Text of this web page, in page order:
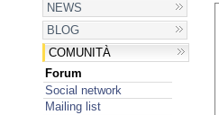
NEWS
BLOG
COMUNITÀ
Forum
Social network
Mailing list